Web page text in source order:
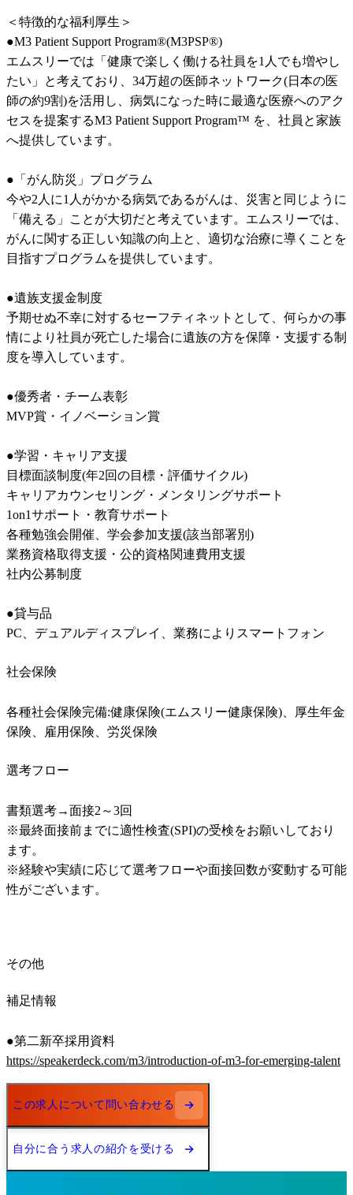
＜特徴的な福利厚生＞
●M3 Patient Support Program®(M3PSP®)
エムスリーでは「健康で楽しく働ける社員を1人でも増やし
たい」と考えており、34万超の医師ネットワーク(日本の医
師の約9割)を活用し、病気になった時に最適な医療へのアク
セスを提案するM3 Patient Support Program™ を、社員と家族
へ提供しています。
●「がん防災」プログラム
今や2人に1人がかかる病気であるがんは、災害と同じように
「備える」ことが大切だと考えています。エムスリーでは、
がんに関する正しい知識の向上と、適切な治療に導くことを
目指すプログラムを提供しています。
●遺族支援金制度
予期せぬ不幸に対するセーフティネットとして、何らかの事
情により社員が死亡した場合に遺族の方を保障・支援する制
度を導入しています。
●優秀者・チーム表彰
MVP賞・イノベーション賞
●学習・キャリア支援
目標面談制度(年2回の目標・評価サイクル)
キャリアカウンセリング・メンタリングサポート
1on1サポート・教育サポート
各種勉強会開催、学会参加支援(該当部署別)
業務資格取得支援・公的資格関連費用支援
社内公募制度
●貸与品
社会保険
各種社会保険完備:健康保険(エムスリー健康保険)、厚生年金
保険、雇用保険、労災保険
選考フロー
書類選考→面接2～3回
※最終面接前までに適性検査(SPI)の受検をお願いしており
ます。
※経験や実績に応じて選考フローや面接回数が変動する可能
性がございます。
その他
補足情報
https://speakerdeck.com/m3/introduction-of-m3-for-emerging-talent
この求人について問い合わせる
自分に合う求人の紹介を受ける